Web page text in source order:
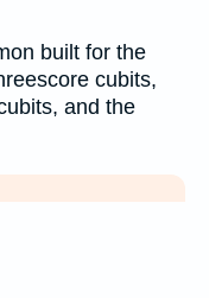
built for the
cubits,
and the